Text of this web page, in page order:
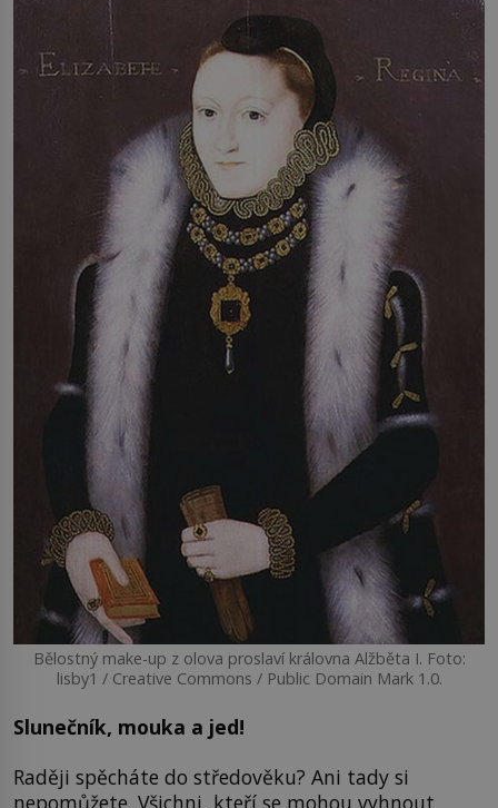
Bělostný make-up z olova proslaví královna Alžběta I. Foto:
lisby1 / Creative Commons / Public Domain Mark 1.0.
Slunečník, mouka a jed!
Raději spěcháte do středověku? Ani tady si
nepomůžete. Všichni, kteří se mohou vyhnout